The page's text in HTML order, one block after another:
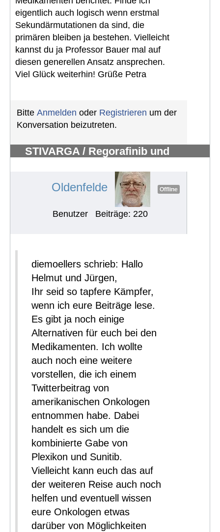
eigentlich auch logisch wenn erstmal
Sekundärmutationen da sind, die
primären bleiben ja bestehen. Vielleicht
kannst du ja Professor Bauer mal auf
diesen generellen Ansatz ansprechen.
Viel Glück weiterhin! Grüße Petra
Bitte Anmelden oder Registrieren um der
Konversation beizutreten.
STIVARGA / Regorafinib und
Oldenfelde Offline
Benutzer Beiträge: 220
diemoellers schrieb: Hallo
Helmut und Jürgen,
Ihr seid so tapfere Kämpfer,
wenn ich eure Beiträge lese.
Es gibt ja noch einige
Alternativen für euch bei den
Medikamenten. Ich wollte
auch noch eine weitere
vorstellen, die ich einem
Twitterbeitrag von
amerikanischen Onkologen
entnommen habe. Dabei
handelt es sich um die
kombinierte Gabe von
Plexikon und Sunitib.
Vielleicht kann euch das auf
der weiteren Reise auch noch
helfen und eventuell wissen
eure Onkologen etwas
darüber von Möglichkeiten